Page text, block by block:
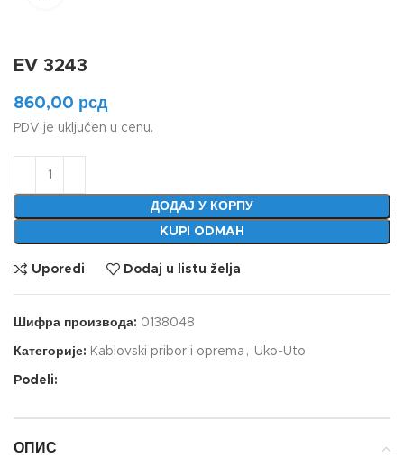
EV 3243
860,00 рсд
PDV je uključen u cenu.
ДОДАЈ У КОРПУ
KUPI ODMAH
Uporedi Dodaj u listu želja
Шифра производа: 0138048
Категорије: Kablovski pribor i oprema , Uko-Uto
Podeli:
ОПИС